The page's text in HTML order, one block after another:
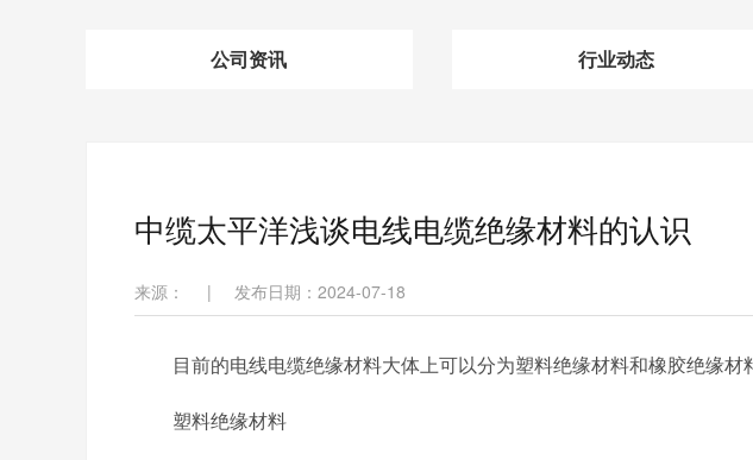
公司资讯 行业动态
中缆太平洋浅谈电线电缆绝缘材料的认识
来源： | 发布日期：2024-07-18
目前的电线电缆绝缘材料大体上可以分为塑料绝缘材料和橡胶绝缘材
塑料绝缘材料